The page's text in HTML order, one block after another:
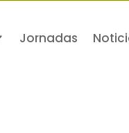
Jornadas